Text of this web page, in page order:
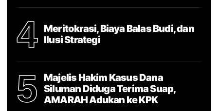
4
Meritokrasi, Biaya Balas Budi, dan
Ilusi Strategi
5
Majelis Hakim Kasus Dana
Siluman Diduga Terima Suap,
AMARAH Adukan ke KPK